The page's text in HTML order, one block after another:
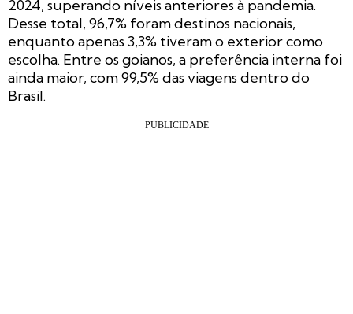
2024, superando níveis anteriores à pandemia.
Desse total, 96,7% foram destinos nacionais,
enquanto apenas 3,3% tiveram o exterior como
escolha. Entre os goianos, a preferência interna foi
ainda maior, com 99,5% das viagens dentro do
Brasil.